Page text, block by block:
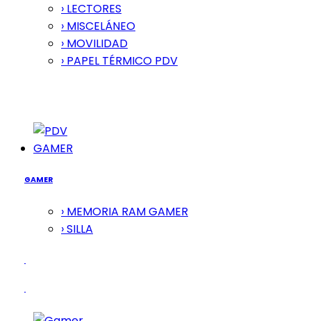
› LECTORES
› MISCELÁNEO
› MOVILIDAD
› PAPEL TÉRMICO PDV
GAMER
GAMER
› MEMORIA RAM GAMER
› SILLA